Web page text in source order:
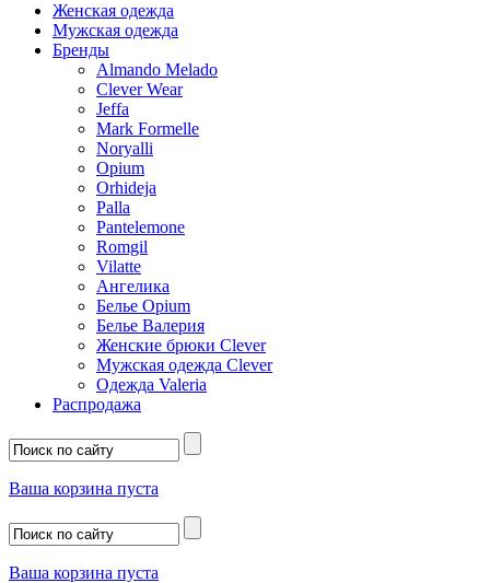
Женская одежда
Мужская одежда
Бренды
Almando Melado
Clever Wear
Jeffa
Mark Formelle
Noryalli
Opium
Orhideja
Palla
Pantelemone
Romgil
Vilatte
Ангелика
Белье Opium
Белье Валерия
Женские брюки Clever
Мужская одежда Clever
Одежда Valeria
Распродажа
Ваша корзина пуста
Ваша корзина пуста